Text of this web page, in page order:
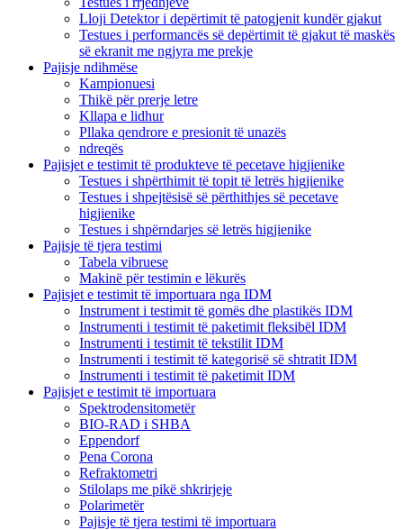
Lloji Detektor i depërtimit të patogjenit kundër gjakut
Testues i performancës së depërtimit të gjakut të maskës
së ekranit me ngjyra me prekje
Pajisje ndihmëse
Kampionuesi
Thikë për prerje letre
Kllapa e lidhur
Pllaka qendrore e presionit të unazës
ndreqës
Pajisjet e testimit të produkteve të pecetave higjienike
Testues i shpërthimit të topit të letrës higjienike
Testues i shpejtësisë së përthithjes së pecetave
higjienike
Testues i shpërndarjes së letrës higjienike
Pajisje të tjera testimi
Tabela vibruese
Makinë për testimin e lëkurës
Pajisjet e testimit të importuara nga IDM
Instrument i testimit të gomës dhe plastikës IDM
Instrumenti i testimit të paketimit fleksibël IDM
Instrumenti i testimit të tekstilit IDM
Instrumenti i testimit të kategorisë së shtratit IDM
Instrumenti i testimit të paketimit IDM
Pajisjet e testimit të importuara
Spektrodensitometër
BIO-RAD i SHBA
Eppendorf
Pena Corona
Refraktometri
Stilolaps me pikë shkrirjeje
Polarimetër
Pajisje të tjera testimi të importuara